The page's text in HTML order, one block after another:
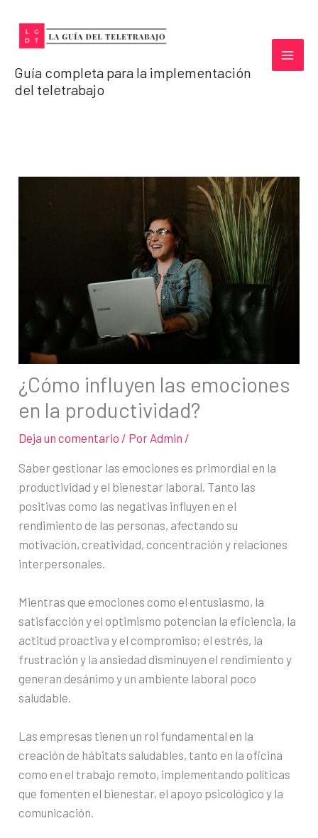
contenido
Guía completa para la implementación
del teletrabajo
¿Cómo influyen las emociones
en la productividad?
Deja un comentario / Por Admin /
Saber gestionar las emociones es primordial en la
productividad y el bienestar laboral. Tanto las
positivas como las negativas influyen en el
rendimiento de las personas, afectando su
motivación, creatividad, concentración y relaciones
interpersonales.
Mientras que emociones como el entusiasmo, la
satisfacción y el optimismo potencian la eficiencia, la
actitud proactiva y el compromiso; el estrés, la
frustración y la ansiedad disminuyen el rendimiento y
generan desánimo y un ambiente laboral poco
saludable.
Las empresas tienen un rol fundamental en la
creación de hábitats saludables, tanto en la oficina
como en el trabajo remoto, implementando políticas
que fomenten el bienestar, el apoyo psicológico y la
comunicación.